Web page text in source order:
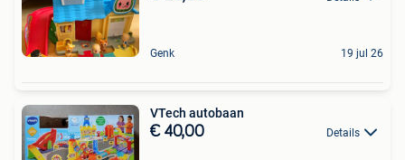
Genk 19 jul 26
VTech autobaan
€ 40,00 Details